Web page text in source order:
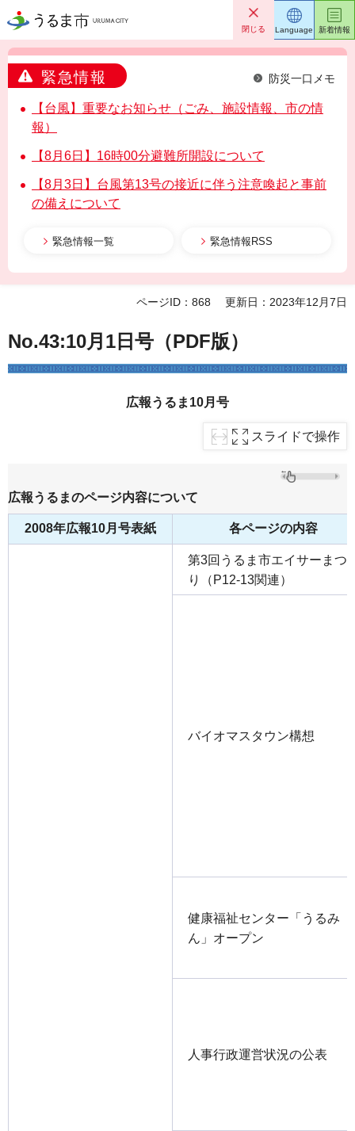
うるま市 閉じる
緊急情報 防災一口メモ
【台風】重要なお知らせ（ごみ、施設情報、市の情
報）
【8月6日】16時00分避難所開設について
【8月3日】台風第13号の接近に伴う注意喚起と事前
の備えについて
緊急情報一覧 緊急情報RSS
Language 新着情報
ページID：868 更新日：2023年12月7日
No.43:10月1日号（PDF版）
広報うるま10月号
スライドで操作
広報うるまのページ内容について
2008年広報10月号表紙 各ページの内容
第3回うるま市エイサーまつ
り（P12-13関連）
バイオマスタウン構想
健康福祉センター「うるみ
ん」オープン
人事行政運営状況の公表